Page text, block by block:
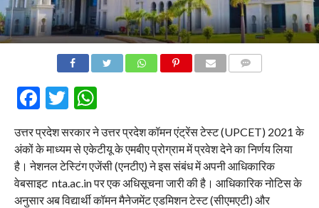
Facebook
Twitter
WhatsApp
उत्तर प्रदेश सरकार ने उत्तर प्रदेश कॉमन एंट्रेंस टेस्ट (UPCET) 2021 के
अंकों के माध्यम से एकेटीयू के एमबीए प्रोग्राम में प्रवेश देने का निर्णय लिया
है। नेशनल टेस्टिंग एजेंसी (एनटीए) ने इस संबंध में अपनी आधिकारिक
वेबसाइट nta.ac.in पर एक अधिसूचना जारी की है। आधिकारिक नोटिस के
अनुसार अब विद्यार्थी कॉमन मैनेजमेंट एडमिशन टेस्ट (सीएमएटी) और